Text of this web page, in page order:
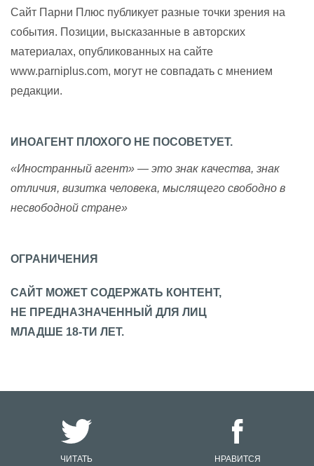
Сайт Парни Плюс публикует разные точки зрения на
события. Позиции, высказанные в авторских
материалах, опубликованных на сайте
www.parniplus.com, могут не совпадать с мнением
редакции.
ИНОАГЕНТ ПЛОХОГО НЕ ПОСОВЕТУЕТ.
«Иностранный агент» — это знак качества, знак
отличия, визитка человека, мыслящего свободно в
несвободной стране»
ОГРАНИЧЕНИЯ
САЙТ МОЖЕТ СОДЕРЖАТЬ КОНТЕНТ,
НЕ ПРЕДНАЗНАЧЕННЫЙ ДЛЯ ЛИЦ
МЛАДШЕ 18-ТИ ЛЕТ.
ЧИТАТЬ НРАВИТСЯ